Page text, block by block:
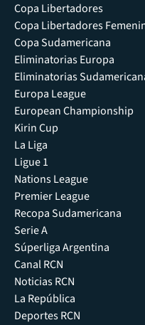
Copa Libertadores
Copa Libertadores
Copa Sudamericana
Eliminatorias Europa
Eliminatorias
Europa League
European Championship
Kirin Cup
La Liga
Ligue 1
Nations League
Premier League
Recopa Sudamericana
Serie A
Súperliga Argentina
Canal RCN
Noticias RCN
La República
Deportes RCN